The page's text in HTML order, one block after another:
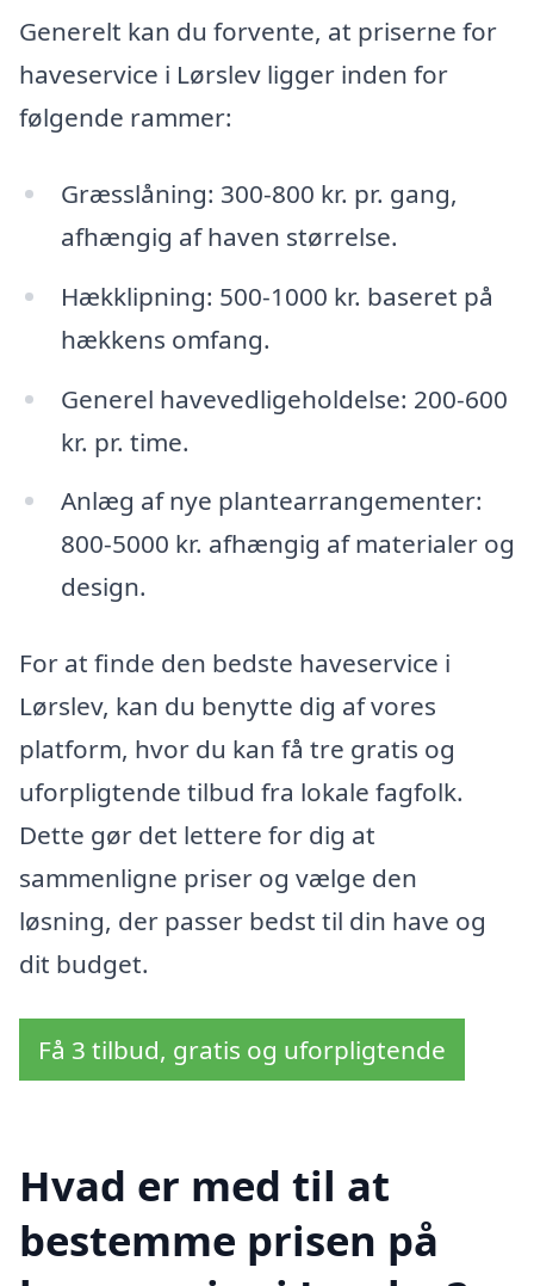
Generelt kan du forvente, at priserne for
haveservice i Lørslev ligger inden for
følgende rammer:
Græsslåning: 300-800 kr. pr. gang,
afhængig af haven størrelse.
Hækklipning: 500-1000 kr. baseret på
hækkens omfang.
Generel havevedligeholdelse: 200-600
kr. pr. time.
Anlæg af nye plantearrangementer:
800-5000 kr. afhængig af materialer og
design.
For at finde den bedste haveservice i
Lørslev, kan du benytte dig af vores
platform, hvor du kan få tre gratis og
uforpligtende tilbud fra lokale fagfolk.
Dette gør det lettere for dig at
sammenligne priser og vælge den
løsning, der passer bedst til din have og
dit budget.
Få 3 tilbud, gratis og uforpligtende
Hvad er med til at
bestemme prisen på